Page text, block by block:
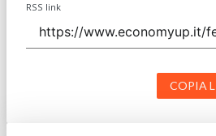
RSS link
COPIA